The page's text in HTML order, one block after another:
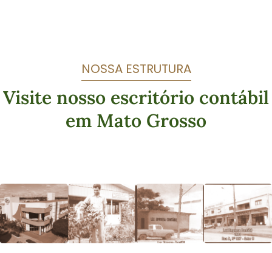
NOSSA ESTRUTURA
Visite nosso escritório contábil
em Mato Grosso